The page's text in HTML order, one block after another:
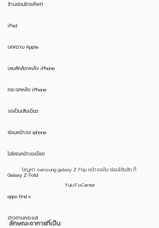
ร้านซ่อมโทรศัพท์
iPad
บทความ Apple
เลนส์กล้องหลัง iPhone
กระจกหลัง iPhone
จอเป็นเส้นเขียว
ซ่อมหน้าจอ iphone
ไอโฟนหน้าจอเขียว
Galaxy Z Fold
oppo find x
ข่าวตามกระแส
ปัญหา samsung galaxy Z Flip หน้าจอดับ ซ่อมได้แล้ว ที่
YukiFixCenter
ลักษณะอาการที่เป็น: